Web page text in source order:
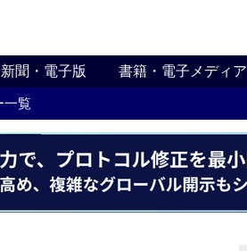
新聞・電子版 書籍・電子メディア
一覧